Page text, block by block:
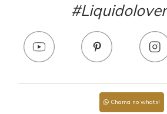
#Liquidolover
Chama no whats!